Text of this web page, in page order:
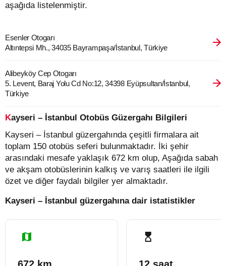
aşağıda listelenmiştir.
Esenler Otogarı
Altıntepsi Mh., 34035 Bayrampaşa/İstanbul, Türkiye
Alibeyköy Cep Otogarı
5. Levent, Baraj Yolu Cd No:12, 34398 Eyüpsultan/İstanbul,
Türkiye
Kayseri – İstanbul Otobüs Güzergahı Bilgileri
Kayseri – İstanbul güzergahında çeşitli firmalara ait
toplam 150 otobüs seferi bulunmaktadır. İki şehir
arasındaki mesafe yaklaşık 672 km olup, Aşağıda sabah
ve akşam otobüslerinin kalkış ve varış saatleri ile ilgili
özet ve diğer faydalı bilgiler yer almaktadır.
Kayseri – İstanbul güzergahına dair istatistikler